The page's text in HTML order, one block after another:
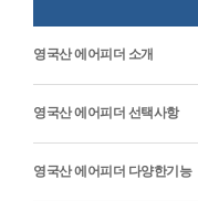
영국산 에어피더 소개
영국산 에어피더 선택사항
영국산 에어피더 다양한기능